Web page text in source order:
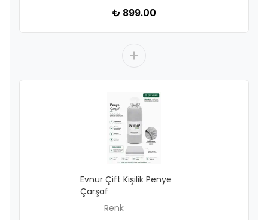
₺ 899.00
Evnur Çift Kişilik Penye
Çarşaf
Renk